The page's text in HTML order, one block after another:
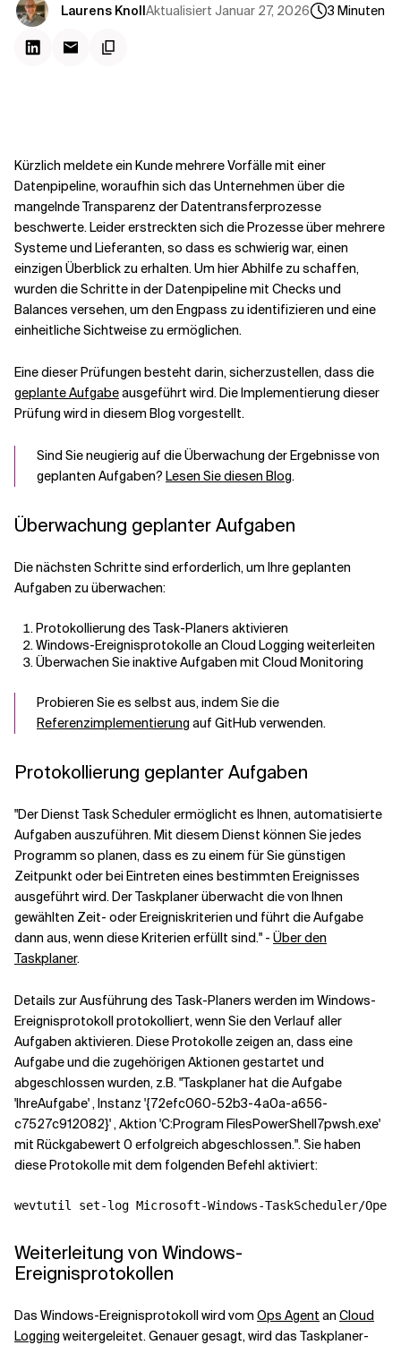
Verwandte Themen
Laurens KnollAktualisiert Januar 27, 2026 3 Minuten
Kürzlich meldete ein Kunde mehrere Vorfälle mit einer
Datenpipeline, woraufhin sich das Unternehmen über die
mangelnde Transparenz der Datentransferprozesse
beschwerte. Leider erstreckten sich die Prozesse über mehrere
Systeme und Lieferanten, so dass es schwierig war, einen
einzigen Überblick zu erhalten. Um hier Abhilfe zu schaffen,
wurden die Schritte in der Datenpipeline mit Checks und
Balances versehen, um den Engpass zu identifizieren und eine
einheitliche Sichtweise zu ermöglichen.
Eine dieser Prüfungen besteht darin, sicherzustellen, dass die
geplante Aufgabeausgeführt wird. Die Implementierung dieser
Prüfung wird in diesem Blog vorgestellt.
Sind Sie neugierig auf die Überwachung der Ergebnisse von
geplanten Aufgaben? Lesen Sie diesen Blog.
Überwachung geplanter Aufgaben
Die nächsten Schritte sind erforderlich, um Ihre geplanten
Aufgaben zu überwachen:
Protokollierung des Task-Planers aktivieren
Windows-Ereignisprotokolle an Cloud Logging weiterleiten
Überwachen Sie inaktive Aufgaben mit Cloud Monitoring
Probieren Sie es selbst aus, indem Sie die
Referenzimplementierung auf GitHub verwenden.
Protokollierung geplanter Aufgaben
"Der Dienst Task Scheduler ermöglicht es Ihnen, automatisierte
Aufgaben auszuführen. Mit diesem Dienst können Sie jedes
Programm so planen, dass es zu einem für Sie günstigen
Zeitpunkt oder bei Eintreten eines bestimmten Ereignisses
ausgeführt wird. Der Taskplaner überwacht die von Ihnen
gewählten Zeit- oder Ereigniskriterien und führt die Aufgabe
dann aus, wenn diese Kriterien erfüllt sind." - Über den
Taskplaner.
Details zur Ausführung des Task-Planers werden im Windows-
Ereignisprotokoll protokolliert, wenn Sie den Verlauf aller
Aufgaben aktivieren. Diese Protokolle zeigen an, dass eine
Aufgabe und die zugehörigen Aktionen gestartet und
abgeschlossen wurden, z.B. "Taskplaner hat die Aufgabe
'IhreAufgabe' , Instanz '{72efc060-52b3-4a0a-a656-
c7527c912082}' , Aktion 'C:Program FilesPowerShell7pwsh.exe'
mit Rückgabewert 0 erfolgreich abgeschlossen.". Sie haben
diese Protokolle mit dem folgenden Befehl aktiviert:
Weiterleitung von Windows-
Ereignisprotokollen
Das Windows-Ereignisprotokoll wird vom Ops Agent an Cloud
Logging weitergeleitet. Genauer gesagt, wird das Taskplaner-